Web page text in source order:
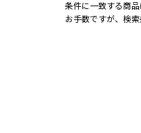
条件に一致する商品
お手数ですが、検